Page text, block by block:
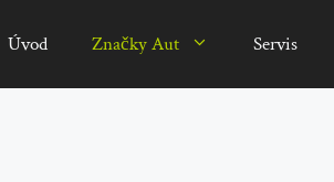
Úvod Značky Aut Servis